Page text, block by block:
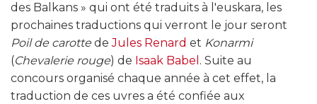
des Balkans » qui ont été traduits à l'euskara, les
prochaines traductions qui verront le jour seront
Poil de carotte deJules Renard et Konarmi
(Chevalerie rouge) de Isaak Babel . Suite au
concours organisé chaque année à cet effet, la
traduction de ces uvres a été confiée aux